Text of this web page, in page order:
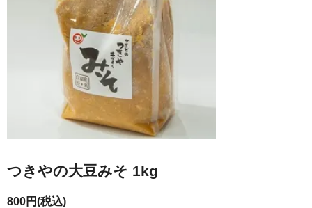
つきやの大豆みそ 1kg
800円(税込)